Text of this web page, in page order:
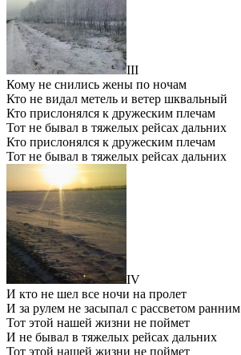
III
Кому не снились жены по ночам
Кто не видал метель и ветер шквальный
Кто прислонялся к дружеским плечам
Тот не бывал в тяжелых рейсах дальних
Кто прислонялся к дружеским плечам
Тот не бывал в тяжелых рейсах дальних
IV
И кто не шел все ночи на пролет
И за рулем не засыпал с рассветом ранним
Тот этой нашей жизни не поймет
И не бывал в тяжелых рейсах дальних
Тот этой нашей жизни не поймет